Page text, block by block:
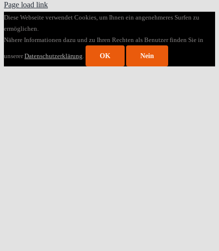
Page load link
Diese Webseite verwendet Cookies, um Ihnen ein angenehmeres Surfen zu
ermöglichen.
Nähere Informationen dazu und zu Ihren Rechten als Benutzer finden Sie in
unsererDatenschutzerklärung. OK Nein